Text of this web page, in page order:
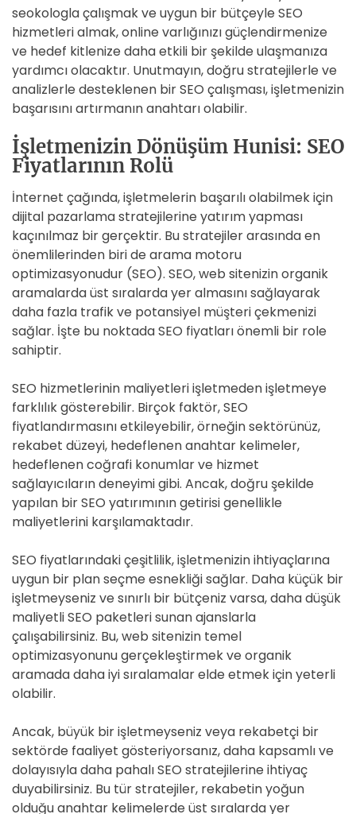
seokologla çalışmak ve uygun bir bütçeyle SEO
hizmetleri almak, online varlığınızı güçlendirmenize
ve hedef kitlenize daha etkili bir şekilde ulaşmanıza
yardımcı olacaktır. Unutmayın, doğru stratejilerle ve
analizlerle desteklenen bir SEO çalışması, işletmenizin
başarısını artırmanın anahtarı olabilir.
İşletmenizin Dönüşüm Hunisi: SEO
Fiyatlarının Rolü
İnternet çağında, işletmelerin başarılı olabilmek için
dijital pazarlama stratejilerine yatırım yapması
kaçınılmaz bir gerçektir. Bu stratejiler arasında en
önemlilerinden biri de arama motoru
optimizasyonudur (SEO). SEO, web sitenizin organik
aramalarda üst sıralarda yer almasını sağlayarak
daha fazla trafik ve potansiyel müşteri çekmenizi
sağlar. İşte bu noktada SEO fiyatları önemli bir role
sahiptir.
SEO hizmetlerinin maliyetleri işletmeden işletmeye
farklılık gösterebilir. Birçok faktör, SEO
fiyatlandırmasını etkileyebilir, örneğin sektörünüz,
rekabet düzeyi, hedeflenen anahtar kelimeler,
hedeflenen coğrafi konumlar ve hizmet
sağlayıcıların deneyimi gibi. Ancak, doğru şekilde
yapılan bir SEO yatırımının getirisi genellikle
maliyetlerini karşılamaktadır.
SEO fiyatlarındaki çeşitlilik, işletmenizin ihtiyaçlarına
uygun bir plan seçme esnekliği sağlar. Daha küçük bir
işletmeyseniz ve sınırlı bir bütçeniz varsa, daha düşük
maliyetli SEO paketleri sunan ajanslarla
çalışabilirsiniz. Bu, web sitenizin temel
optimizasyonunu gerçekleştirmek ve organik
aramada daha iyi sıralamalar elde etmek için yeterli
olabilir.
Ancak, büyük bir işletmeyseniz veya rekabetçi bir
sektörde faaliyet gösteriyorsanız, daha kapsamlı ve
dolayısıyla daha pahalı SEO stratejilerine ihtiyaç
duyabilirsiniz. Bu tür stratejiler, rekabetin yoğun
olduğu anahtar kelimelerde üst sıralarda yer